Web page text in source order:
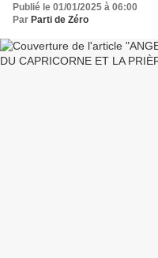
Publié le 01/01/2025 à 06:00
Par Parti de Zéro